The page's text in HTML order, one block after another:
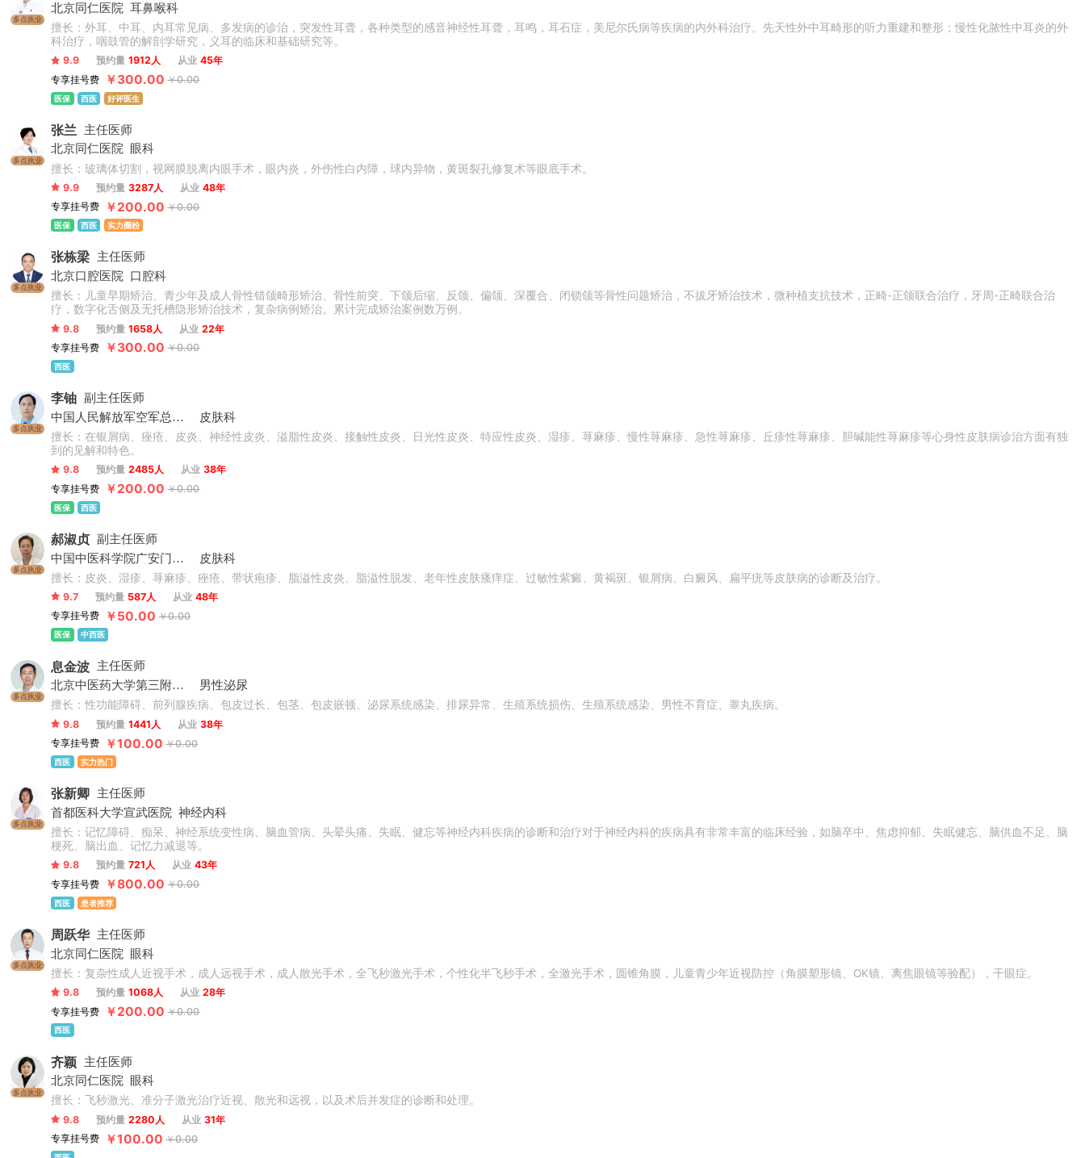
多点执业
北京同仁医院 耳鼻喉科
擅长：外耳、中耳、内耳常见病、多发病的诊治，突发性耳聋，各种类型的感音神经性耳聋，耳鸣，耳石症，美尼尔氏病等疾病的内外科治疗。先天性外中耳畸形的听力重建和整形；慢性化脓性中耳炎的外
科治疗，咽鼓管的解剖学研究，义耳的临床和基础研究等。
9.9 预约量 1912人 从业 45年
专享挂号费
￥300.00 ￥0.00
医保 西医 好评医生
多点执业
张兰 主任医师
北京同仁医院
眼科
擅长：玻璃体切割，视网膜脱离内眼手术，眼内炎，外伤性白内障，球内异物，黄斑裂孔修复术等眼底手术。
9.9 预约量 3287人 从业 48年
专享挂号费
￥200.00 ￥0.00
医保 西医 实力圈粉
多点执业
张栋梁 主任医师
北京口腔医院
口腔科
擅长：儿童早期矫治、青少年及成人骨性错颌畸形矫治、骨性前突、下颌后缩、反颌、偏颌、深覆合、闭锁颌等骨性问题矫治，不拔牙矫治技术，微种植支抗技术，正畸-正颌联合治疗，牙周-正畸联合治
疗，数字化舌侧及无托槽隐形矫治技术，复杂病例矫治。累计完成矫治案例数万例。
9.8 预约量 1658人 从业 22年
专享挂号费
￥300.00 ￥0.00
西医
多点执业
李铀 副主任医师
中国人民解放军空军总医院
皮肤科
擅长：在银屑病、痤疮、皮炎、神经性皮炎、溢脂性皮炎、接触性皮炎、日光性皮炎、特应性皮炎、湿疹、荨麻疹、慢性荨麻疹、急性荨麻疹、丘疹性荨麻疹、胆碱能性荨麻疹等心身性皮肤病诊治方面有独
到的见解和特色。
9.8 预约量 2485人 从业 38年
专享挂号费
￥200.00 ￥0.00
医保 西医
多点执业
郝淑贞 副主任医师
中国中医科学院广安门医院
皮肤科
擅长：皮炎、湿疹、荨麻疹、痤疮、带状疱疹、脂溢性皮炎、脂溢性脱发、老年性皮肤瘙痒症、过敏性紫癜、黄褐斑、银屑病、白癜风、扁平疣等皮肤病的诊断及治疗。
9.7 预约量 587人 从业 48年
专享挂号费
￥50.00 ￥0.00
医保 中西医
多点执业
息金波 主任医师
北京中医药大学第三附属医院
男性泌尿
擅长：性功能障碍、前列腺疾病、包皮过长、包茎、包皮嵌顿、泌尿系统感染、排尿异常、生殖系统损伤、生殖系统感染、男性不育症、睾丸疾病。
9.8 预约量 1441人 从业 38年
专享挂号费
￥100.00 ￥0.00
西医 实力热门
多点执业
张新卿 主任医师
首都医科大学宣武医院 神经内科
擅长：记忆障碍、痴呆、神经系统变性病、脑血管病、头晕头痛、失眠、健忘等神经内科疾病的诊断和治疗对于神经内科的疾病具有非常丰富的临床经验，如脑卒中、焦虑抑郁、失眠健忘、脑供血不足、脑
梗死、脑出血、记忆力减退等。
9.8 预约量 721人 从业 43年
专享挂号费
￥800.00 ￥0.00
西医 患者推荐
多点执业
周跃华 主任医师
北京同仁医院
眼科
擅长：复杂性成人近视手术，成人远视手术，成人散光手术，全飞秒激光手术，个性化半飞秒手术，全激光手术，圆锥角膜，儿童青少年近视防控（角膜塑形镜、OK镜、离焦眼镜等验配），干眼症。
9.8 预约量 1068人 从业 28年
专享挂号费
￥200.00 ￥0.00
西医
多点执业
齐颖 主任医师
北京同仁医院
眼科
擅长：飞秒激光、准分子激光治疗近视、散光和远视，以及术后并发症的诊断和处理。
9.8 预约量 2280人 从业 31年
专享挂号费
￥100.00 ￥0.00